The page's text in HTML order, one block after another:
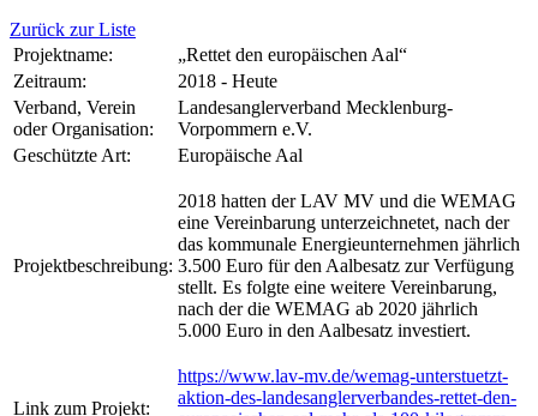
Zurück zur Liste
Projektname:
„Rettet den europäischen Aal“
Zeitraum:
2018 - Heute
Verband, Verein
oder Organisation:
Landesanglerverband Mecklenburg-
Vorpommern e.V.
Geschützte Art:
Europäische Aal
Projektbeschreibung:
2018 hatten der LAV MV und die WEMAG
eine Vereinbarung unterzeichnetet, nach der
das kommunale Energieunternehmen jährlich
3.500 Euro für den Aalbesatz zur Verfügung
stellt. Es folgte eine weitere Vereinbarung,
nach der die WEMAG ab 2020 jährlich
5.000 Euro in den Aalbesatz investiert.
Link zum Projekt:
https://www.lav-mv.de/wemag-unterstuetzt-
aktion-des-landesanglerverbandes-rettet-den-